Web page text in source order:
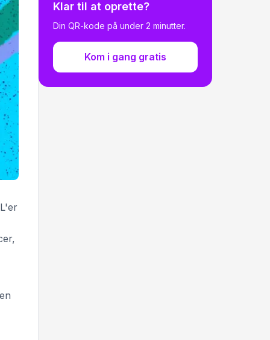
Klar til at oprette?
Din QR-kode på under 2 minutter.
Kom i gang gratis